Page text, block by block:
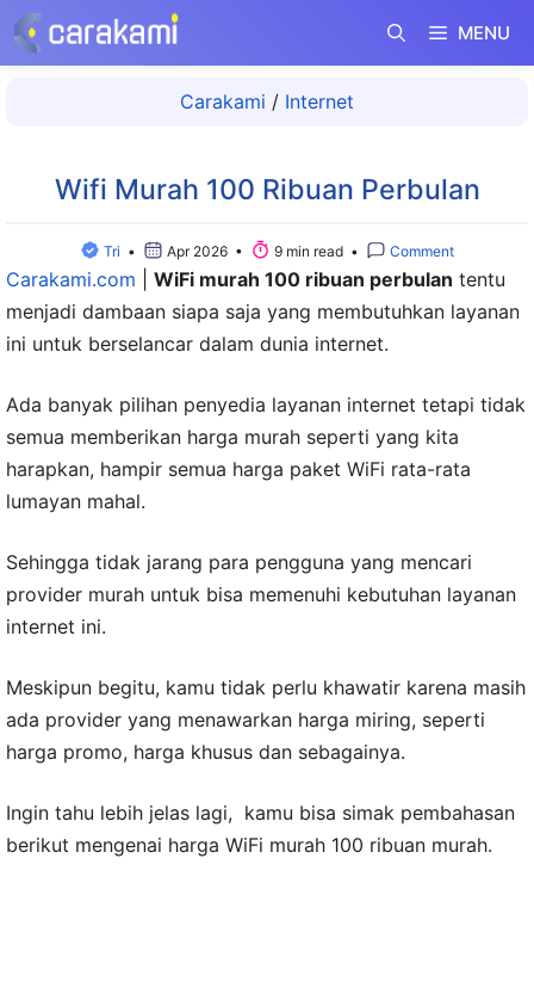
Langsung
ke
MENU
Carakami / Internet
Wifi Murah 100 Ribuan Perbulan
Tri • Apr 2026 • 9 min read • Comment
Carakami.com WiFi murah 100 ribuan perbulan tentu
menjadi dambaan siapa saja yang membutuhkan layanan
ini untuk berselancar dalam dunia internet.
Ada banyak pilihan penyedia layanan internet tetapi tidak
semua memberikan harga murah seperti yang kita
harapkan, hampir semua harga paket WiFi rata-rata
lumayan mahal.
Sehingga tidak jarang para pengguna yang mencari
provider murah untuk bisa memenuhi kebutuhan layanan
internet ini.
Meskipun begitu, kamu tidak perlu khawatir karena masih
ada provider yang menawarkan harga miring, seperti
harga promo, harga khusus dan sebagainya.
Ingin tahu lebih jelas lagi, kamu bisa simak pembahasan
berikut mengenai harga WiFi murah 100 ribuan murah.